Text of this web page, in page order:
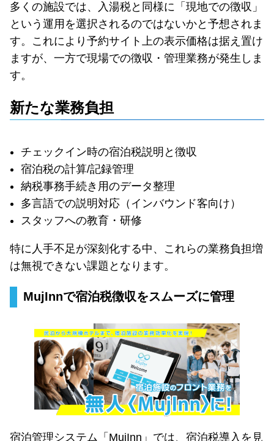
多くの施設では、入湯税と同様に「現地での徴収」
という運用を選択されるのではないかと予想されま
す。これにより予約サイト上の表示価格は据え置け
ますが、一方で現場での徴収・管理業務が発生しま
す。
新たな業務負担
チェックイン時の宿泊税説明と徴収
宿泊税の計算/記録管理
納税事務手続き用のデータ整理
多言語での説明対応（インバウンド客向け）
スタッフへの教育・研修
特に人手不足が深刻化する中、これらの業務負担増
は無視できない課題となります。
MujInnで宿泊税徴収をスムーズに管理
宿泊管理システム「MujInn」では、宿泊税導入を見